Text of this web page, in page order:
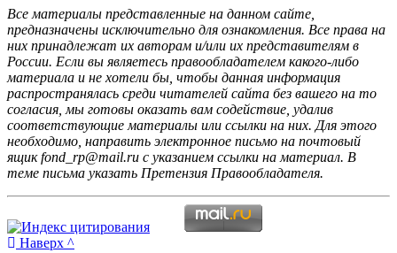
Все материалы представленные на данном сайте,
предназначены исключительно для ознакомления. Все права на
них принадлежат их авторам и/или их представителям в
России. Если вы являетесь правообладателем какого-либо
материала и не хотели бы, чтобы данная информация
распространялась среди читателей сайта без вашего на то
согласия, мы готовы оказать вам содействие, удалив
соответствующие материалы или ссылки на них. Для этого
необходимо, направить электронное письмо на почтовый
ящик fond_rp@mail.ru с указанием ссылки на материал. В
теме письма указать Претензия Правообладателя.
Наверх ^